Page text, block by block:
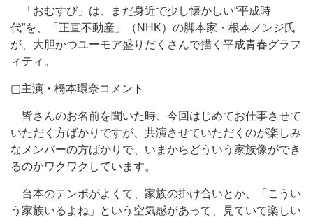
「おむすび」は、まだ身近で少し懐かしい“平成時
代”を、「正直不動産」（NHK）の脚本家・根本ノンジ氏
が、大胆かつユーモア盛りだくさんで描く平成青春グラフ
ィティ。
▢主演・橋本環奈コメント
皆さんのお名前を聞いた時、今回はじめてお仕事させて
いただく方ばかりですが、共演させていただくのが楽しみ
なメンバーの方ばかりで、いまからどういう家族像ができ
るのかワクワクしています。
台本のテンポがよくて、家族の掛け合いとか、「こうい
う家族いるよね」という空気感があって、見ていて楽しい